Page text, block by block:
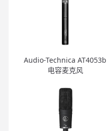
Audio-Technica AT4053b
电容麦克风